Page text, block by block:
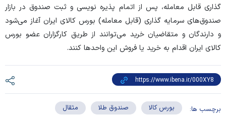
گذاری قابل معامله، پس از اتمام پذیره نویسی و ثبت صندوق در بازار
صندوق‌های سرمایه گذاری (قابل معامله) بورس کالای ایران آغاز می‌شود
و دارندگان و متقاضیان خرید می‌توانند از طریق کارگزاران عضو بورس
کالای ایران اقدام به خرید یا فروش این واحدها کنند.
برچسب ها: بورس کالا صندوق طلا مثقال